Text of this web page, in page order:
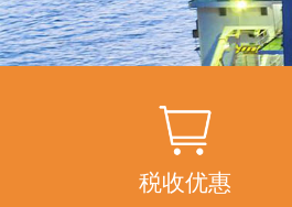
税收优惠